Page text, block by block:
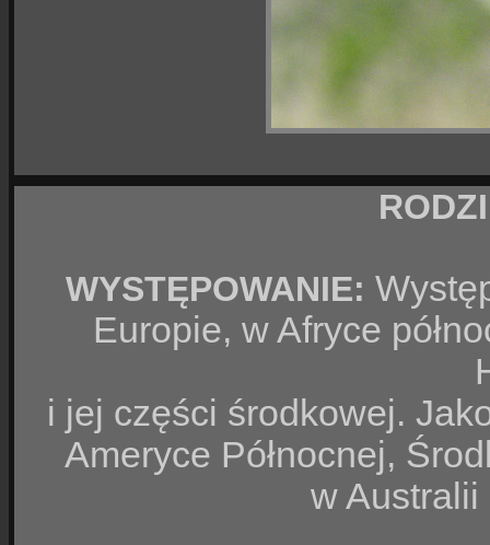
WYSTĘPOWANIE:
Europie, w Afryce
i jej części środkowej.
Ameryce Północnej,
w